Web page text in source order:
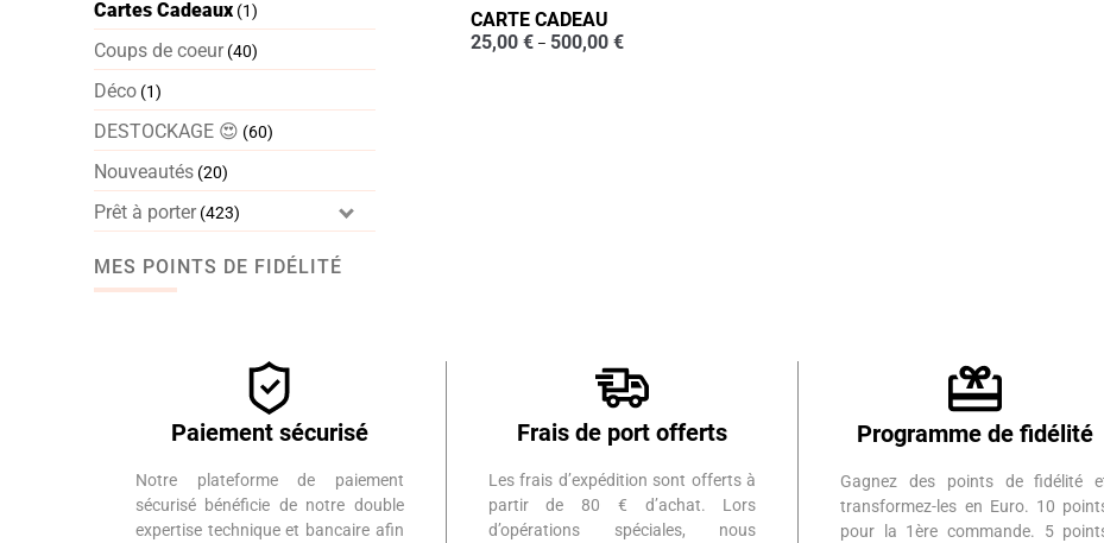
Cartes Cadeaux (1)
Coups de coeur (40)
Déco (1)
DESTOCKAGE 😍 (60)
Nouveautés (20)
Prêt à porter (423)
MES POINTS DE FIDÉLITÉ
CARTE CADEAU
25,00 €– 500,00 €
Paiement sécurisé
Notre plateforme de paiement
sécurisé bénéficie de notre double
expertise technique et bancaire afin
Frais de port offerts
Les frais d’expédition sont offerts à
partir de 80 € d’achat. Lors
d’opérations spéciales, nous
Programme de fidélité
Gagnez des points de fidélité
transformez-les en Euro. 10
pour la 1ère commande. 5